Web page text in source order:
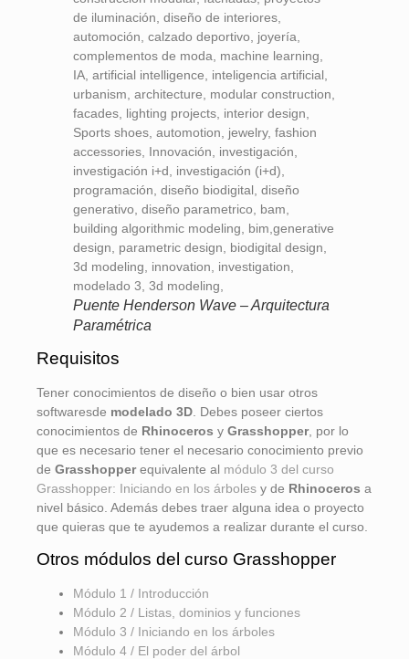
Puente Henderson Wave – Arquitectura
Paramétrica
Requisitos
Tener conocimientos de diseño o bien usar otros
softwaresde modelado 3D . Debes poseer ciertos
conocimientos de Rhinoceros y Grasshopper, por lo
que es necesario tener el necesario conocimiento previo
de Grasshopperequivalente al módulo 3 del curso
Grasshopper: Iniciando en los árboles y de Rhinoceros a
nivel básico. Además debes traer alguna idea o proyecto
que quieras que te ayudemos a realizar durante el curso.
Otros módulos del curso Grasshopper
Módulo 1 / Introducción
Módulo 2 / Listas, dominios y funciones
Módulo 3 / Iniciando en los árboles
Módulo 4 / El poder del árbol